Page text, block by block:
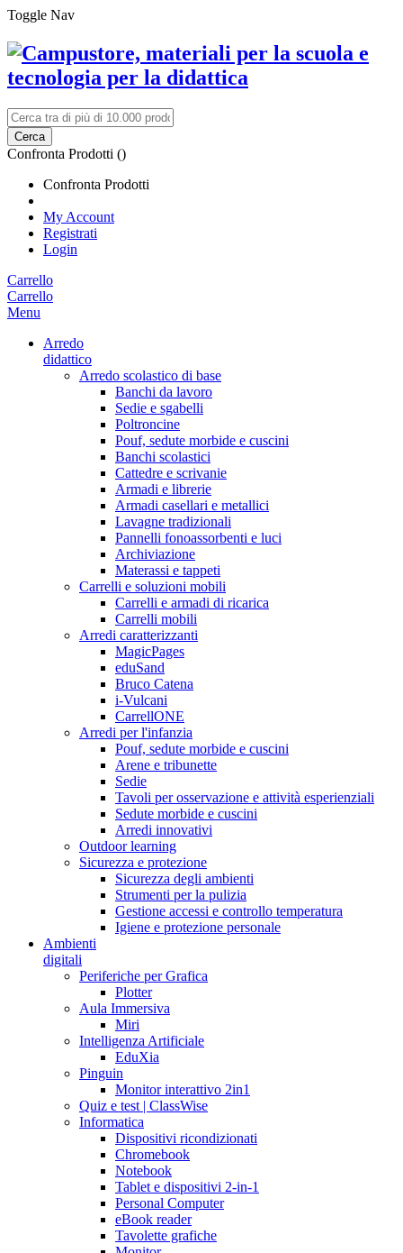
Toggle Nav
Cerca
Confronta Prodotti ()
Confronta Prodotti
My Account
Registrati
Login
Carrello
Carrello
Menu
Arredo
didattico
Arredo scolastico di base
Banchi da lavoro
Sedie e sgabelli
Poltroncine
Pouf, sedute morbide e cuscini
Banchi scolastici
Cattedre e scrivanie
Armadi e librerie
Armadi casellari e metallici
Lavagne tradizionali
Pannelli fonoassorbenti e luci
Archiviazione
Materassi e tappeti
Carrelli e soluzioni mobili
Carrelli e armadi di ricarica
Carrelli mobili
Arredi caratterizzanti
MagicPages
eduSand
Bruco Catena
i-Vulcani
CarrellONE
Arredi per l'infanzia
Pouf, sedute morbide e cuscini
Arene e tribunette
Sedie
Tavoli per osservazione e attività esperienziali
Sedute morbide e cuscini
Arredi innovativi
Outdoor learning
Sicurezza e protezione
Sicurezza degli ambienti
Strumenti per la pulizia
Gestione accessi e controllo temperatura
Igiene e protezione personale
Ambienti
digitali
Periferiche per Grafica
Plotter
Aula Immersiva
Miri
Intelligenza Artificiale
EduXia
Pinguin
Monitor interattivo 2in1
Quiz e test | ClassWise
Informatica
Dispositivi ricondizionati
Chromebook
Notebook
Tablet e dispositivi 2-in-1
Personal Computer
eBook reader
Tavolette grafiche